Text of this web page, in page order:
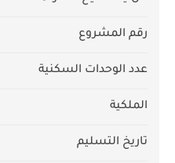
رقم المشروع
عدد الوحدات السكنية
الملكية
تاريخ التسليم